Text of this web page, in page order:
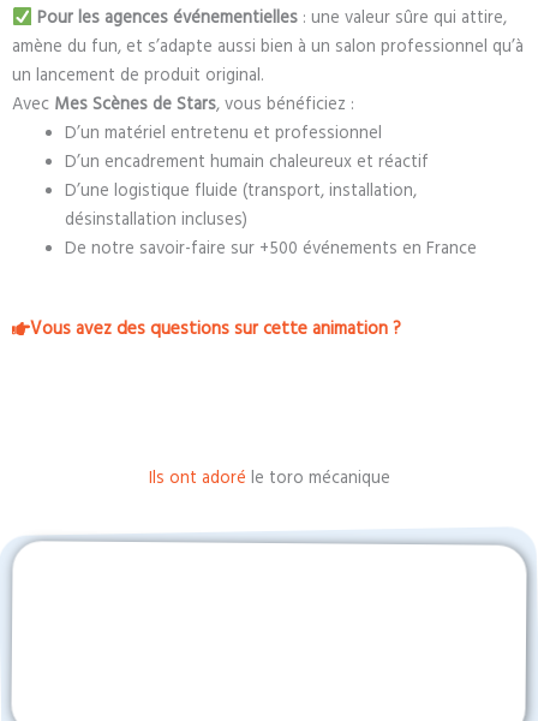
Pour les agences événementielles: une valeur sûre qui attire,
amène du fun, et s’adapte aussi bien à un salon professionnel qu’à
un lancement de produit original.
Avec Mes Scènes de Stars, vous bénéficiez :
D’un matériel entretenu et professionnel
D’un encadrement humain chaleureux et réactif
D’une logistique fluide (transport, installation,
désinstallation incluses)
De notre savoir-faire sur +500 événements en France
Vous avez des questions sur cette animation ?
Ils ont adoré le toro mécanique